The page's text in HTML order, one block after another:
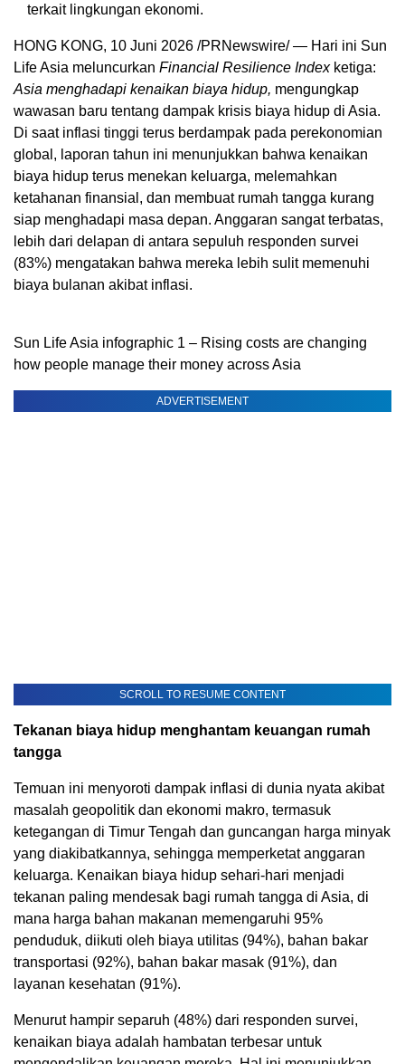
terkait lingkungan ekonomi.
HONG KONG, 10 Juni 2026 /PRNewswire/ — Hari ini Sun
Life Asia meluncurkan Financial Resilience Indexketiga:
Asia menghadapi kenaikan biaya hidup, mengungkap
wawasan baru tentang dampak krisis biaya hidup di Asia.
Di saat inflasi tinggi terus berdampak pada perekonomian
global, laporan tahun ini menunjukkan bahwa kenaikan
biaya hidup terus menekan keluarga, melemahkan
ketahanan finansial, dan membuat rumah tangga kurang
siap menghadapi masa depan. Anggaran sangat terbatas,
lebih dari delapan di antara sepuluh responden survei
(83%) mengatakan bahwa mereka lebih sulit memenuhi
biaya bulanan akibat inflasi.
Sun Life Asia infographic 1 – Rising costs are changing
how people manage their money across Asia
ADVERTISEMENT
SCROLL TO RESUME CONTENT
Tekanan biaya hidup menghantam keuangan rumah
tangga
Temuan ini menyoroti dampak inflasi di dunia nyata akibat
masalah geopolitik dan ekonomi makro, termasuk
ketegangan di Timur Tengah dan guncangan harga minyak
yang diakibatkannya, sehingga memperketat anggaran
keluarga. Kenaikan biaya hidup sehari-hari menjadi
tekanan paling mendesak bagi rumah tangga di Asia, di
mana harga bahan makanan memengaruhi 95%
penduduk, diikuti oleh biaya utilitas (94%), bahan bakar
transportasi (92%), bahan bakar masak (91%), dan
layanan kesehatan (91%).
Menurut hampir separuh (48%) dari responden survei,
kenaikan biaya adalah hambatan terbesar untuk